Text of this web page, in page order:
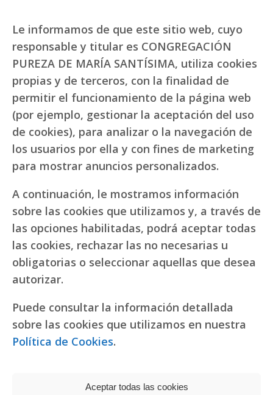
Le informamos de que este sitio web, cuyo
responsable y titular es CONGREGACIÓN
PUREZA DE MARÍA SANTÍSIMA, utiliza cookies
propias y de terceros, con la finalidad de
permitir el funcionamiento de la página web
(por ejemplo, gestionar la aceptación del uso
de cookies), para analizar o la navegación de
los usuarios por ella y con fines de marketing
para mostrar anuncios personalizados.
A continuación, le mostramos información
sobre las cookies que utilizamos y, a través de
las opciones habilitadas, podrá aceptar todas
las cookies, rechazar las no necesarias u
obligatorias o seleccionar aquellas que desea
autorizar.
Puede consultar la información detallada
sobre las cookies que utilizamos en nuestra
Política de Cookies.
Aceptar todas las cookies